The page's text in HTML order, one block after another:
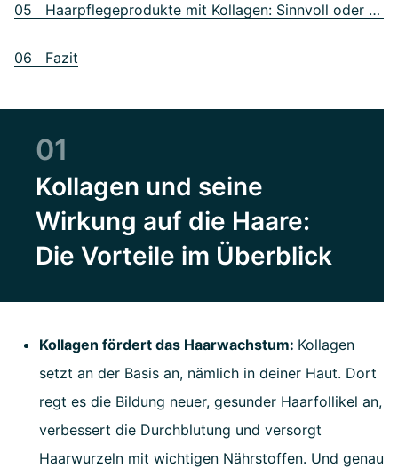
05 Haarpflegeprodukte mit Kollagen: Sinnvoll oder nicht?
06 Fazit
01
Kollagen und seine
Wirkung auf die Haare:
Die Vorteile im Überblick
Kollagen fördert das Haarwachstum: Kollagen
setzt an der Basis an, nämlich in deiner Haut. Dort
regt es die Bildung neuer, gesunder Haarfollikel an,
verbessert die Durchblutung und versorgt
Haarwurzeln mit wichtigen Nährstoffen. Und genau